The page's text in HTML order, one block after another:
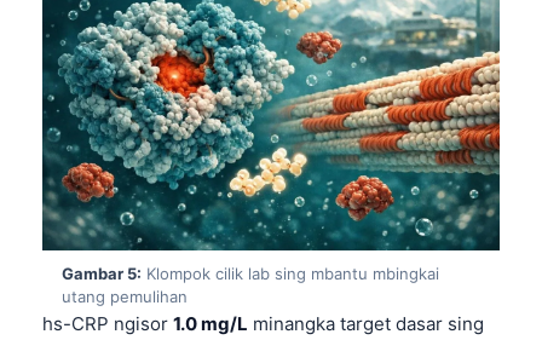
Gambar 5: Klompok cilik lab sing mbantu mbingkai
utang pemulihan
hs-CRP ngisor 1.0 mg/L minangka target dasar sing
Suomi
Hrvatski
Slovenčina
كوردی‎
پښتو
سنڌي
සිංහල
অসমীয়া
Galego